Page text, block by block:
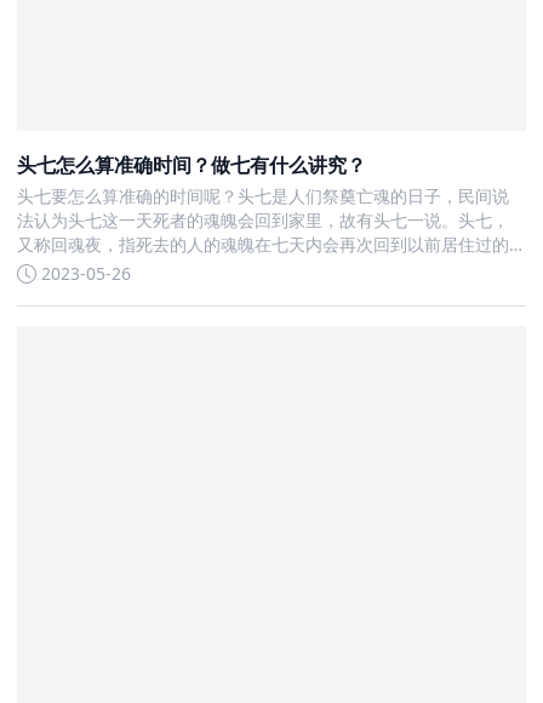
头七怎么算准确时间？做七有什么讲究？
头七要怎么算准确的时间呢？头七是人们祭奠亡魂的日子，民间说
法认为头七这一天死者的魂魄会回到家里，故有头七一说。头七，
又称回魂夜，指死去的人的魂魄在七天内会再次回到以前居住过的
房子，一起来了解更多精彩内容。 头七怎么算准确时间头七从人去
2023-05-26